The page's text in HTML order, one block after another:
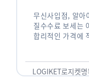
무신사입점, 알아
질수수료 보세는
합리적인 가격에
LOGIKET로지켓